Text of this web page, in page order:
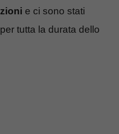
e ci sono stati
tutta la durata dello